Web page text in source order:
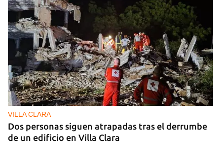
VILLA CLARA
Dos personas siguen atrapadas tras el derrumbe
de un edificio en Villa Clara